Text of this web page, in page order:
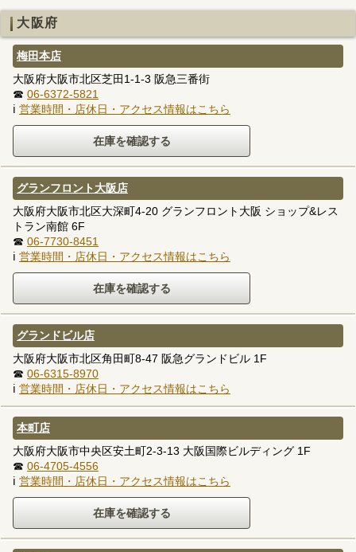
大阪府
梅田本店
大阪府大阪市北区芝田1-1-3 阪急三番街
☎ 06-6372-5821
ℹ 営業時間・店休日・アクセス情報はこちら
グランフロント大阪店
大阪府大阪市北区大深町4-20 グランフロント大阪 ショップ&レス
トラン南館 6F
☎ 06-7730-8451
ℹ 営業時間・店休日・アクセス情報はこちら
グランドビル店
大阪府大阪市北区角田町8-47 阪急グランドビル 1F
☎ 06-6315-8970
ℹ 営業時間・店休日・アクセス情報はこちら
本町店
大阪府大阪市中央区安土町2-3-13 大阪国際ビルディング 1F
☎ 06-4705-4556
ℹ 営業時間・店休日・アクセス情報はこちら